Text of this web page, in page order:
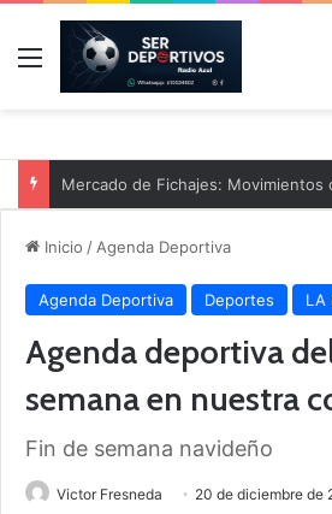
Menú
Inicio / Agenda Deportiva
Agenda Deportiva Deportes LA
Agenda deportiva
semana en nuestra
Fin de semana navideño
Victor Fresneda 20 de diciembre de